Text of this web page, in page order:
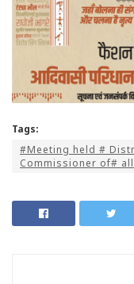
Tags:
#Meeting held #
Commissioner of#